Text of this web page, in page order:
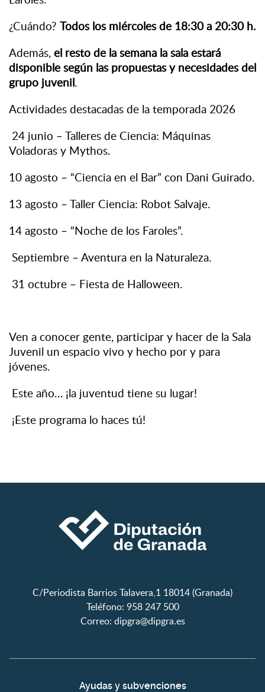
¿Cuándo? Todos los miércoles de 18:30 a 20:30 h.
Además, el resto de la semana la sala estará
disponible según las propuestas y necesidades del
grupo juvenil.
Actividades destacadas de la temporada 2026
24 junio – Talleres de Ciencia: Máquinas
Voladoras y Mythos.
10 agosto – “Ciencia en el Bar” con Dani Guirado.
13 agosto – Taller Ciencia: Robot Salvaje.
14 agosto – “Noche de los Faroles”.
Septiembre – Aventura en la Naturaleza.
31 octubre – Fiesta de Halloween.
Ven a conocer gente, participar y hacer de la Sala
Juvenil un espacio vivo y hecho por y para
jóvenes.
Este año… ¡la juventud tiene su lugar!
¡Este programa lo haces tú!
C/Periodista Barrios Talavera,1 18014 (Granada)
Teléfono: 958 247 500
Correo: dipgra@dipgra.es
Ayudas y subvenciones